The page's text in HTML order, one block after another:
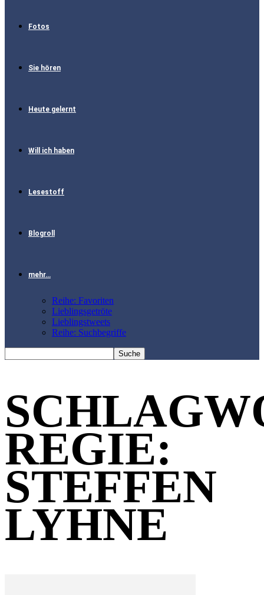
Fotos
Sie hören
Heute gelernt
Will ich haben
Lesestoff
Blogroll
mehr…
Reihe: Favoriten
Lieblingsgetröte
Lieblingstweets
Reihe: Suchbegriffe
REGIE:
STEFFEN
LYHNE